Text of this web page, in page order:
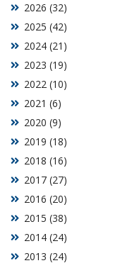
2013 (24)
2014 (24)
2015 (38)
2016 (20)
2017 (27)
2018 (16)
2019 (18)
2020 (9)
2021 (6)
2022 (10)
2023 (19)
2024 (21)
2025 (42)
2026 (32)